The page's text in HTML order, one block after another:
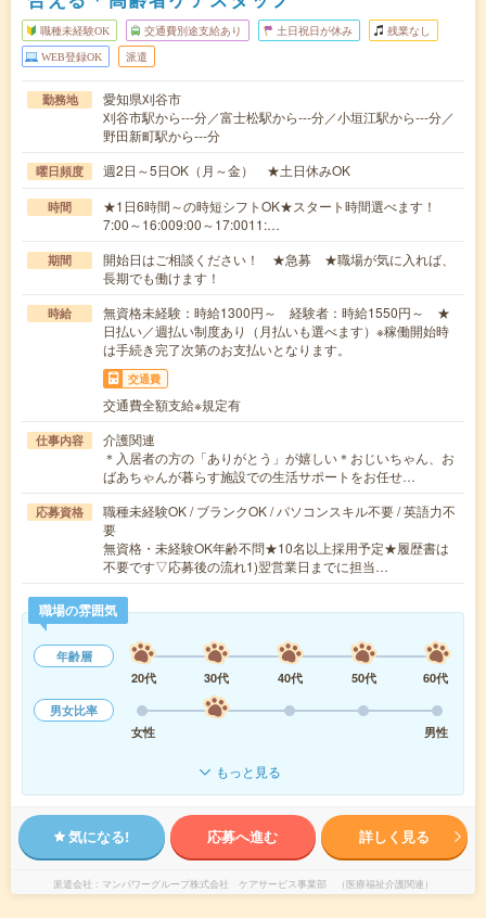
職種未経験OK 交通費別途支給あり 土日祝日が休み 残業なし
WEB登録OK 派遣
勤務地
愛知県刈谷市
刈谷市駅から---分／富士松駅から---分／小垣江駅から---分／
野田新町駅から---分
曜日頻度 週2日～5日OK（月～金） ★土日休みOK
時間
★1日6時間～の時短シフトOK★スタート時間選べます！
7:00～16:009:00～17:0011:…
期間
開始日はご相談ください！ ★急募 ★職場が気に入れば、
長期でも働けます！
時給
無資格未経験：時給1300円～ 経験者：時給1550円～ ★
日払い／週払い制度あり（月払いも選べます）※稼働開始時
は手続き完了次第のお支払いとなります。
交通費
交通費全額支給※規定有
仕事内容
介護関連
＊入居者の方の「ありがとう」が嬉しい＊おじいちゃん、お
ばあちゃんが暮らす施設での生活サポートをお任せ…
応募資格
職種未経験OK / ブランクOK / パソコンスキル不要 / 英語力不
要
無資格・未経験OK年齢不問★10名以上採用予定★履歴書は
不要です▽応募後の流れ1)翌営業日までに担当…
職場の雰囲気
年齢層
20代
30代 40代 50代
60代
男女比率
女性
男性
もっと見る
気になる! 応募へ進む 詳しく見る
派遣会社 マンパワーグループ株式会社 ケアサービス事業部 （医療福祉介護関連）